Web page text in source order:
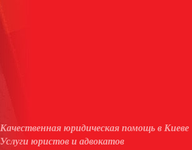
Качественная юридическая помощь в Киеве
Услуги юристов и адвокатов